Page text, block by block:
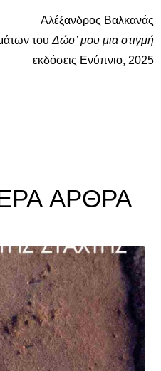
Αλέξανδρος Βαλκανάς
του Δώσ’ μου μια στιγμή
εκδόσεις Ενύπνιο, 2025
ΑΡΘΡΑ